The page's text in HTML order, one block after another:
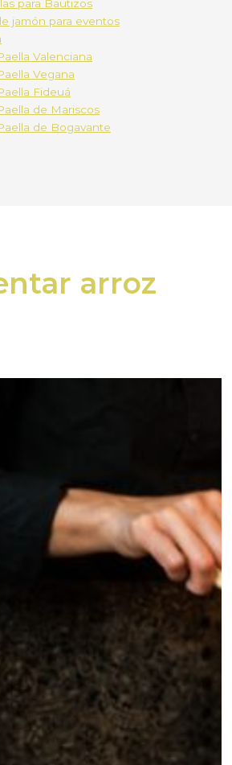
para Bautizos
jamón para eventos
Valenciana
Vegana
Fideuá
de Mariscos
de Bogavante
arroz